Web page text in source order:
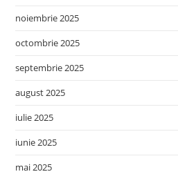
noiembrie 2025
octombrie 2025
septembrie 2025
august 2025
iulie 2025
iunie 2025
mai 2025